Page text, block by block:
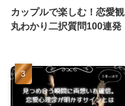
カップルで楽しむ！恋愛観
丸わかり二択質問100連発